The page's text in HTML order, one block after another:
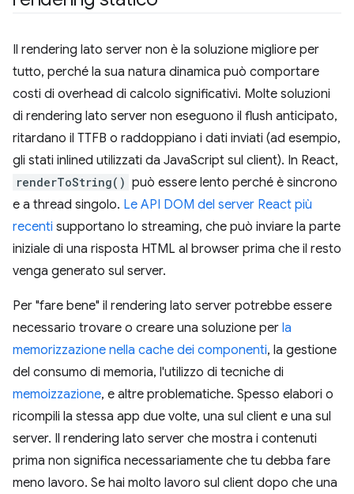
Il rendering lato server non è la soluzione migliore per
tutto, perché la sua natura dinamica può comportare
costi di overhead di calcolo significativi. Molte soluzioni
di rendering lato server non eseguono il flush anticipato,
ritardano il TTFB o raddoppiano i dati inviati (ad esempio,
gli stati inlined utilizzati da JavaScript sul client). In React,
renderToString() può essere lento perché è sincrono
e a thread singolo. Le API DOM del server React più
recenti supportano lo streaming, che può inviare la parte
iniziale di una risposta HTML al browser prima che il resto
venga generato sul server.
Per "fare bene" il rendering lato server potrebbe essere
necessario trovare o creare una soluzione per la
memorizzazione nella cache dei componenti, la gestione
del consumo di memoria, l'utilizzo di tecniche di
memoizzazione, e altre problematiche. Spesso elabori o
ricompili la stessa app due volte, una sul client e una sul
server. Il rendering lato server che mostra i contenuti
prima non significa necessariamente che tu debba fare
meno lavoro. Se hai molto lavoro sul client dopo che una